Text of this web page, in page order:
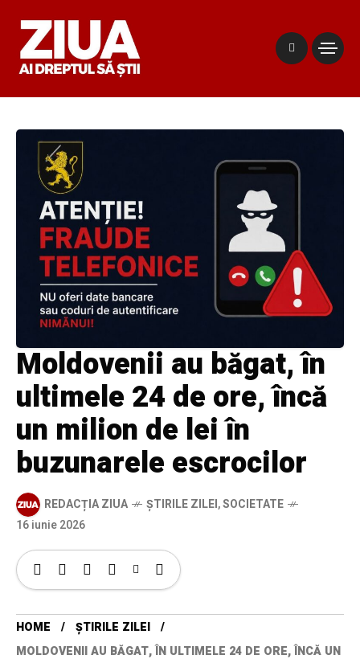
Moldovenii au băgat, în
ultimele 24 de ore, încă
un milion de lei în
buzunarele escrocilor
REDACȚIA ZIUA ȘTIRILE ZILEI,SOCIETATE
16 iunie 2026
HOME
ȘTIRILE ZILEI
MOLDOVENII AU BĂGAT, ÎN ULTIMELE 24 DE ORE, ÎNCĂ UN